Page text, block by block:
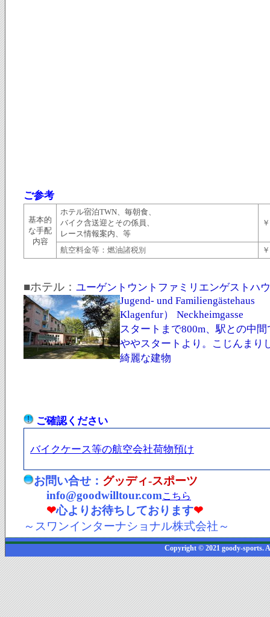
ご参考
基本的
な手配
内容
ホテル宿泊TWN、毎朝食、
バイク含送迎とその係員、
レース情報案内、等
￥
航空料金等：燃油諸税別
■ホテル： ユーゲントウントファミリエンゲストハ
Jugend- und Familiengästehaus
Klagenfur）
Neckheimgasse
スタートまで800m、駅との中間
ややスタートより。こじんまり
綺麗な建物
ご確認ください
バイクケース等の航空会社荷物預け
お問い合せ： グッディ-スポーツ
info@goodwilltour.comこちら
❤心よりお待ちしております❤
～スワンインターナショナル株式会社～
Copyright © 2021 goody-sports.